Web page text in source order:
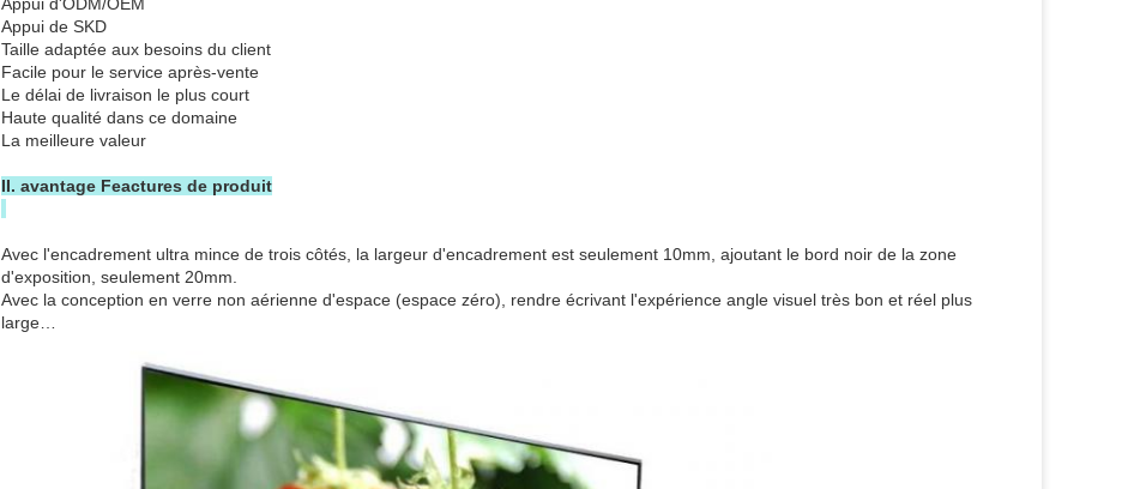
Appui d'ODM/OEM
Appui de SKD
Taille adaptée aux besoins du client
Facile pour le service après-vente
Le délai de livraison le plus court
Haute qualité dans ce domaine
La meilleure valeur
II. avantage Feactures de produit
Avec l'encadrement ultra mince de trois côtés, la largeur d'encadrement est seulement 10mm, ajoutant le bord noir de la zone
d'exposition, seulement 20mm.
Avec la conception en verre non aérienne d'espace (espace zéro), rendre écrivant l'expérience angle visuel très bon et réel plus
large…